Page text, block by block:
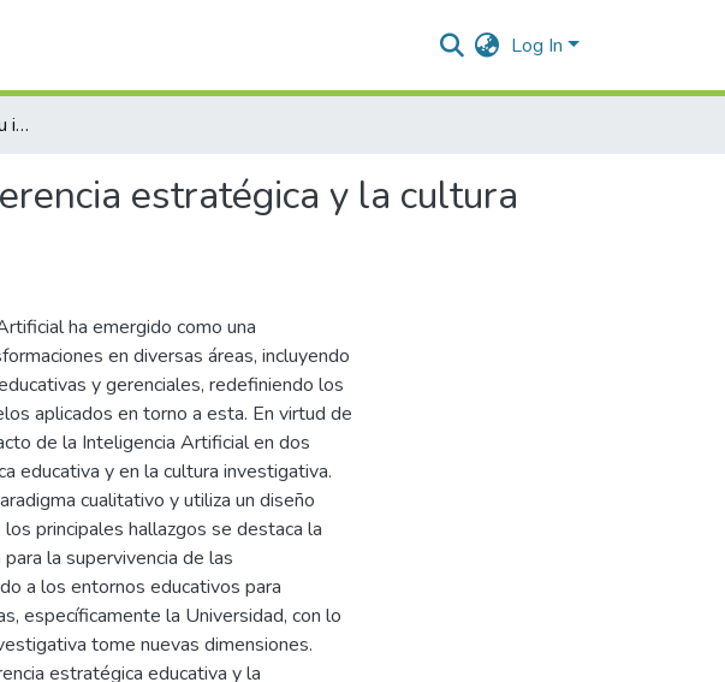
Log In
Inteligencia Artificial y su impacto sobre la gerencia estratégica y la cultura investigativa
estratégica y la cultura
ha emergido como una
en diversas áreas, incluyendo
y gerenciales, redefiniendo los
aplicados en torno a esta. En virtud de
de la Inteligencia Artificial en dos
educativa y en la cultura investigativa.
cualitativo y utiliza un diseño
principales hallazgos se destaca la
la supervivencia de las
a los entornos educativos para
específicamente la Universidad, con lo
tome nuevas dimensiones.
estratégica educativa y la